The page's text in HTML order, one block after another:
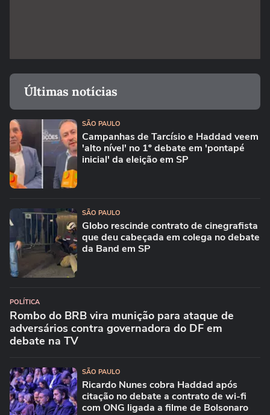
Últimas notícias
SÃO PAULO
Campanhas de Tarcísio e Haddad veem
'alto nível' no 1º debate em 'pontapé
inicial' da eleição em SP
SÃO PAULO
Globo rescinde contrato de cinegrafista
que deu cabeçada em colega no debate
da Band em SP
POLÍTICA
Rombo do BRB vira munição para ataque de
adversários contra governadora do DF em
debate na TV
SÃO PAULO
Ricardo Nunes cobra Haddad após
citação no debate a contrato de wi-fi
com ONG ligada a filme de Bolsonaro